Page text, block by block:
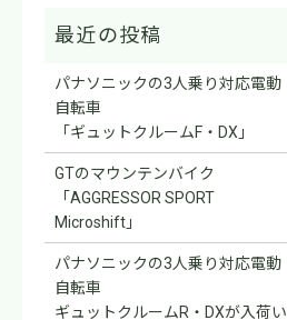
パナソニックの3人乗り対応電動
自転車
「ギュットクルームF・DX」
GTのマウンテンバイク
「AGGRESSOR SPORT
Microshift」
パナソニックの3人乗り対応電動
自転車
ギュットクルームR・DXが入荷い